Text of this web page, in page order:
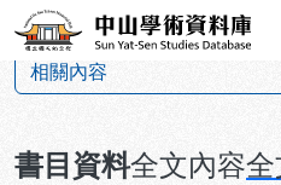
跳到主要內容
中山學術資
相關內容
書目資料全文內容